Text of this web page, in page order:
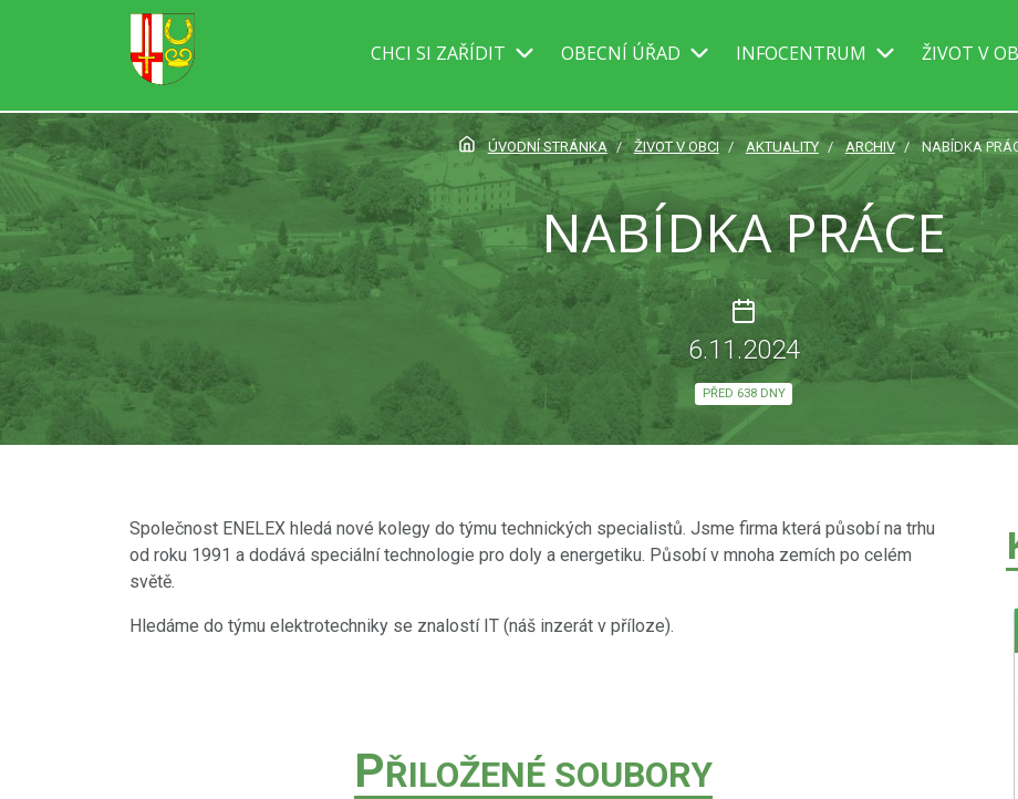
CHCI SI ZAŘÍDIT OBECNÍ ÚŘAD INFOCENTRUM ŽIVOT V
ÚVODNÍ STRÁNKA ŽIVOT V OBCI AKTUALITY ARCHIV NABÍDKA
NABÍDKA PRÁCE
6.11.2024
PŘED 638 DNY
Společnost ENELEX hledá nové kolegy do týmu technických specialistů. Jsme firma která působí na trhu
od roku 1991 a dodává speciální technologie pro doly a energetiku. Působí v mnoha zemích po celém
světě.
Hledáme do týmu elektrotechniky se znalostí IT (náš inzerát v příloze).
PŘILOŽENÉ SOUBORY